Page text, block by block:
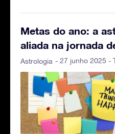
Metas do ano: a
aliada na jornada
Astrologia - 27 junho 2025 -